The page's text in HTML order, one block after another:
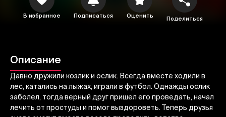
В избранное Подписаться Оценить Поделиться
Описание
Давно дружили козлик и ослик. Всегда вместе ходили в
лес, катались на лыжах, играли в футбол. Однажды ослик
заболел, тогда верный друг пришел его проведать, начал
лечить от простуды и помог выздороветь. Теперь друзья
1 2 3